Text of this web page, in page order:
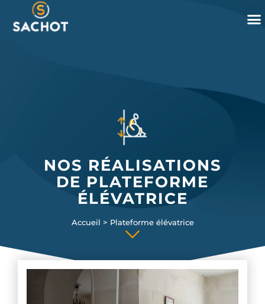
NOS RÉALISATIONS
DE PLATEFORME
ÉLÉVATRICE
Accueil > Plateforme élévatrice
Panneau de gestion des cookies